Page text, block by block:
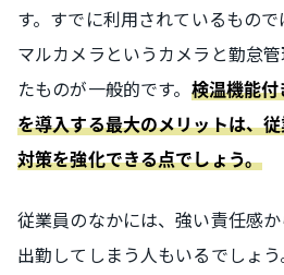
す。すでに利用されているもの
マルカメラというカメラと勤怠
たものが一般的です。 検温機能
を導入する最大のメリットは、
対策を強化できる点でしょう。
従業員のなかには、強い責任感
出勤してしまう人もいるでしょ